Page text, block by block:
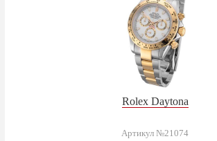
Rolex Daytona
Артикул №21074